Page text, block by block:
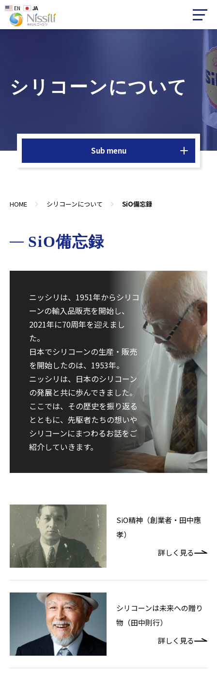
シリコーンについて
Sub menu
HOME シリコーンについて SiO備忘録
SiO備忘録
ニッシリは、1951年からシリコ
ーンの輸入品販売を開始し、
2021年に70周年を迎えまし
た。
日本でシリコーンの生産・販売
を開始したのは、1953年。
ニッシリは、日本のシリコーン
の発展と共に歩んできました。
ここでは、その歴史を振り返る
とともに、先駆者たちの想いや
シリコーンにまつわるお話をご
紹介していきます。
SiO精神（創業者・田中應
孝）
詳しく見る
シリコーンは未来への贈り
物（田中則行）
詳しく見る
EN JA